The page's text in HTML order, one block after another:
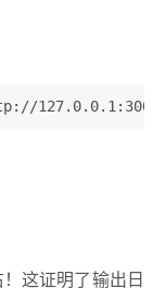
127.0.0.1:3000
这证明了输出日